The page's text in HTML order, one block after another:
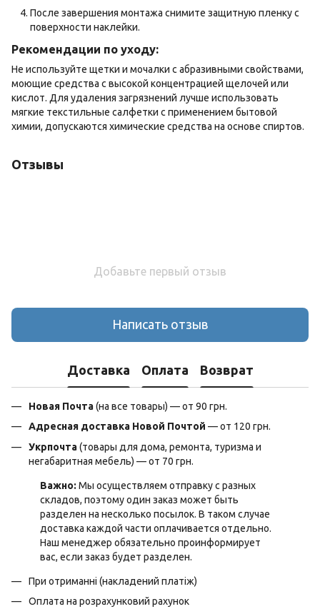
После завершения монтажа снимите защитную пленку с
поверхности наклейки.
Рекомендации по уходу:
Не используйте щетки и мочалки с абразивными свойствами,
моющие средства с высокой концентрацией щелочей или
кислот. Для удаления загрязнений лучше использовать
мягкие текстильные салфетки с применением бытовой
химии, допускаются химические средства на основе спиртов.
Отзывы
Добавьте первый отзыв
Написать отзыв
Доставка Оплата Возврат
Новая Почта(на все товары) — от 90 грн.
Адресная доставка Новой Почтой — от 120 грн.
Укрпочта(товары для дома, ремонта, туризма и
негабаритная мебель) — от 70 грн.
Важно: Мы осуществляем отправку с разных
складов, поэтому один заказ может быть
разделен на несколько посылок. В таком случае
доставка каждой части оплачивается отдельно.
Наш менеджер обязательно проинформирует
вас, если заказ будет разделен.
При отриманні (накладений платіж)
Оплата на розрахунковий рахунок